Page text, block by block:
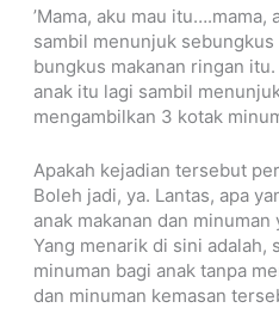
’Mama, aku mau itu….mama,
sambil menunjuk
bungkus makanan ringan itu.
anak itu lagi sambil
mengambilkan 3 kotak
Apakah kejadian tersebut
Boleh jadi, ya. Lantas, apa
anak makanan dan
Yang menarik di sini adalah,
minuman bagi anak tanpa
dan minuman kemasan